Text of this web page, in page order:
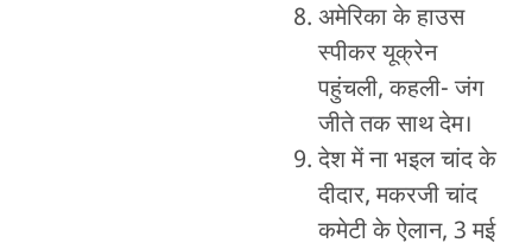
अमेरिका के हाउस
स्पीकर यूक्रेन
पहुंचली, कहली- जंग
जीते तक साथ देम।
देश में ना भइल चांद के
दीदार, मकरजी चांद
कमेटी के ऐलान, 3 मई